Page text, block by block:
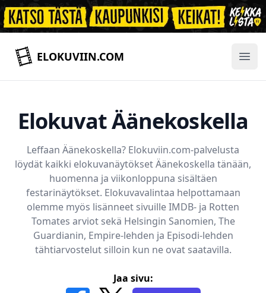
ELOKUVIIN.COM
Elokuvat Äänekoskella
Leffaan Äänekoskella? Elokuviin.com-palvelusta
löydät kaikki elokuvanäytöksetÄänekoskella tänään,
huomenna ja viikonloppuna sisältäen
festarinäytökset. Elokuvavalintaa helpottamaan
olemme myös lisänneet sivuille IMDB- ja Rotten
Tomates arviot sekä Helsingin Sanomien, The
Guardianin, Empire-lehden ja Episodi-lehden
tähtiarvostelut silloin kun ne ovat saatavilla.
Jaa sivu: